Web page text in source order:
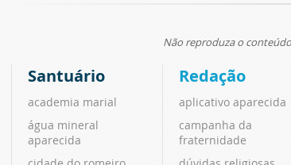
Não reproduza o
Santuário
academia marial
água mineral
aparecida
Redação
aplicativo aparecida
campanha da
fraternidade